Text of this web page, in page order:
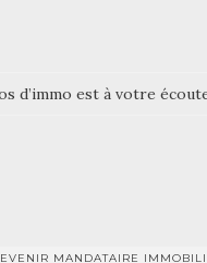
d’immo est à votre
MANDATAIRE